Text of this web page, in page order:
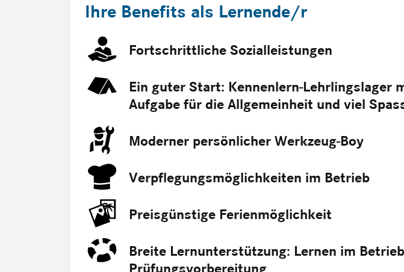
Ihre Benefits als Lernende/r
Fortschrittliche Sozialleistungen
Ein guter Start: Kennenlern-Lehrlingslager
Aufgabe für die Allgemeinheit und viel
Moderner persönlicher Werkzeug-Boy
Verpflegungsmöglichkeiten im Betrieb
Preisgünstige Ferienmöglichkeit
Breite Lernunterstützung: Lernen im